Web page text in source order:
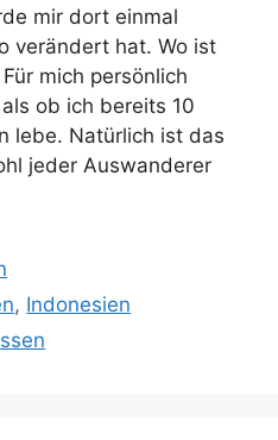
mir dort einmal
verändert hat. Wo ist
mich persönlich
ob ich bereits 10
lebe. Natürlich ist das
jeder Auswanderer
, Indonesien